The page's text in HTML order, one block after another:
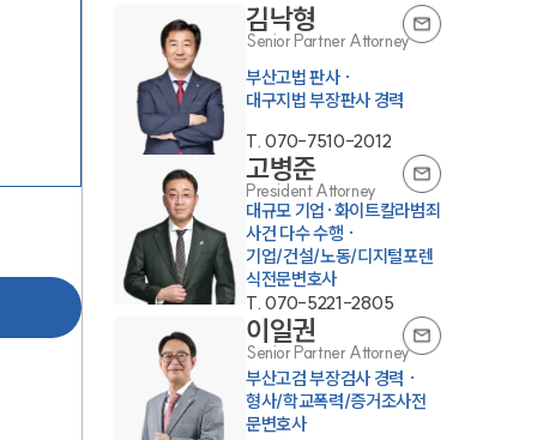
김낙형
Senior Partner Attorney
부산고법 판사 ·
대구지법 부장판사 경력
T.070-7510-2012
고병준
President Attorney
대규모 기업·화이트칼라범죄
사건 다수 수행 ·
기업/건설/노동/디지털포렌
식전문변호사
T.070-5221-2805
이일권
Senior Partner Attorney
부산고검 부장검사 경력 ·
형사/학교폭력/증거조사전
문변호사